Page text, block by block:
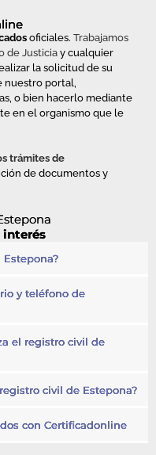
oficiales. Trabajamos
de Justicia y cualquier
la solicitud de su
nuestro portal,
o bien hacerlo mediante
en el organismo que le
trámites de
de documentos y
interés
y teléfono de
el registro civil de
civil de Estepona?
con Certificadonline